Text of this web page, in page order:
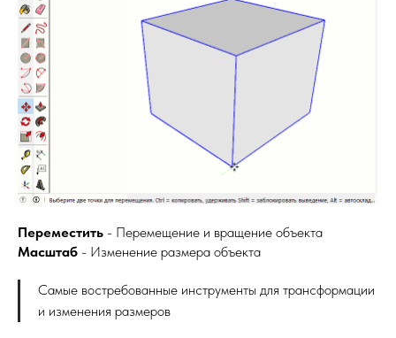
Переместить - Перемещение и вращение объекта
Масштаб - Изменение размера объекта
Самые востребованные инструменты для трансформации
и изменения размеров